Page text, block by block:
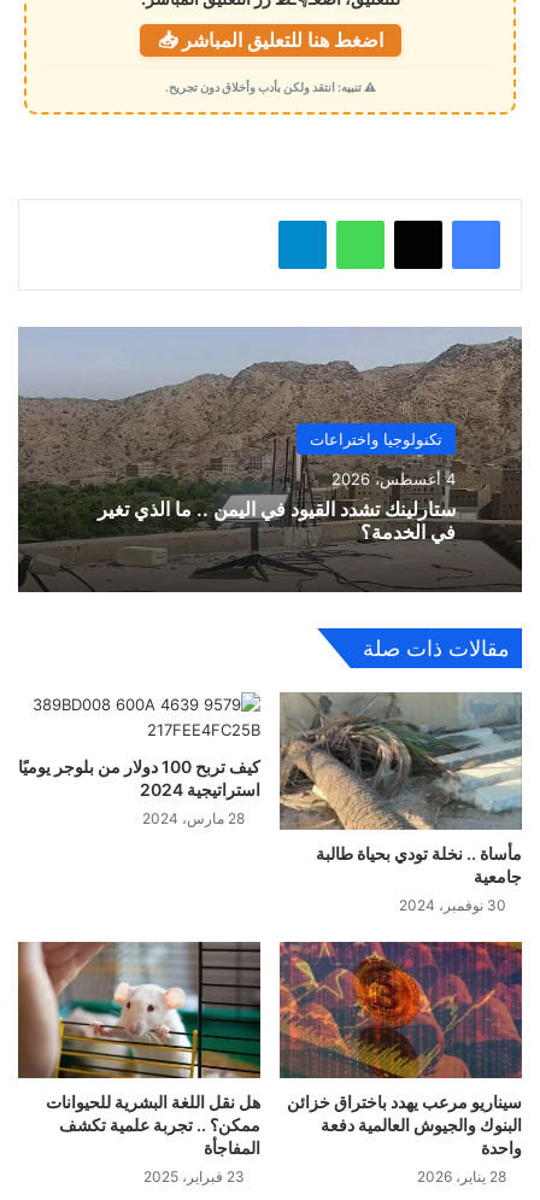
م
ي
اضغط هنا للتعليق المباشر 📥
⚠️ تنبيه: انتقد ولكن بأدب وأخلاق دون تجريح.
واتساب
تكنولوجيا واختراعات
4 أغسطس، 2026
ستارلينك تشدد القيود في اليمن .. ما الذي تغير
في الخدمة؟
مقالات ذات صلة
مأساة .. نخلة تودي بحياة طالبة
جامعية
30 نوفمبر، 2024
كيف تربح 100 دولار من بلوجر يوميًا
استراتيجية 2024
28 مارس، 2024
سيناريو مرعب يهدد باختراق خزائن
البنوك والجيوش العالمية دفعة
واحدة
28 يناير، 2026
هل نقل اللغة البشرية للحيوانات
ممكن؟ .. تجربة علمية تكشف
المفاجأة
23 فبراير، 2025